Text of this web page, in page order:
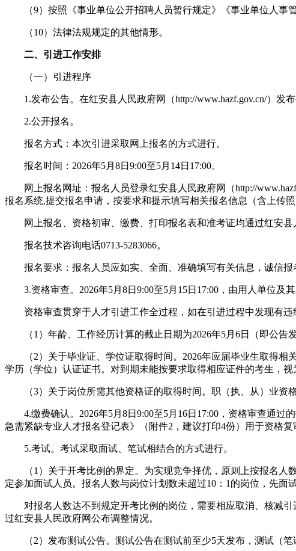
（9）按照《事业单位公开招聘人员暂行规定》《事业单位人事管
（10）法律法规规定的其他情形。
二、引进工作安排
（一）引进程序
1.发布公告。在红安县人民政府网（http://www.hazf.gov.cn/）发布
2.公开报名。
报名方式：本次引进采取网上报名的方式进行。
报名时间：2026年5月8日9:00至5月14日17:00。
网上报名网址：报名人员登录红安县人民政府网（http://
报名系统,提交报名申请，按要求和提示填写相关报名信息（含上传
网上报名、资格初审、缴费、打印报名表和准考证均通过红安县
报名技术咨询电话0713-5283066。
报名要求：报名人员应如实、全面、准确填写有关信息，诚信报
3.资格审查。2026年5月8日9:00至5月15日17:00，由用人单位及
资格审查贯穿于人才引进工作全过程，如在引进过程中发现有违
（1）年龄、工作经历计算的截止日期为2026年5月6日（即公告
（2）关于毕业证、学位证取得时间。2026年应届毕业生取得相
学历（学位）认证证书。对到期未能按要求取得相应证件的考生，视
（3）关于岗位所需其他资格证的取得时间。职（执、从）业资
4.缴费确认。2026年5月8日9:00至5月16日17:00，资格审查通过
急需紧缺专业人才报名登记表》（附件2，建议打印4份）用于资格复
5.考试。考试采取面试、笔试相结合的方式进行。
（1）关于开考比例的界定。为实现竞争择优，原则上按报名人数
定参加面试人员。报名人数与岗位计划数未超过10：1的岗位，先面
对报名人数达不到规定开考比例的岗位，需要相应取消、核减引
过红安县人民政府网公布调整情况。
（2）发布测试公告。测试公告在测试前至少5天发布，测试（笔